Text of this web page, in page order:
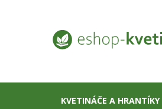
KVETINÁČE A HRANTÍKY